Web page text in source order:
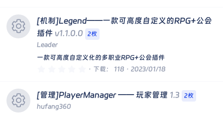
源
图
0
星
图
[机制]Legend——一款可高度自定义的RPG+公会
插件 v1.1.0.0 2枚
Leader
一款可高度自定义化的多职业RPG+公会插件
0
0
星
下载 118 2023/01/18
[管理]PlayerManager —— 玩家管理 1.3 2枚
hufang360